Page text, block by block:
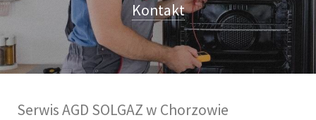
Kontakt
Serwis AGD SOLGAZ w Chorzowie